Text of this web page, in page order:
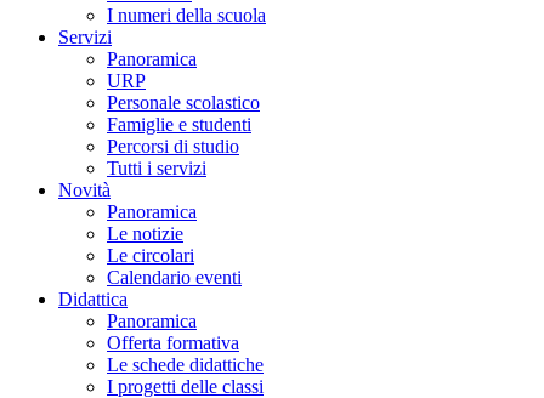
I numeri della scuola
Servizi
Panoramica
URP
Personale scolastico
Famiglie e studenti
Percorsi di studio
Tutti i servizi
Novità
Panoramica
Le notizie
Le circolari
Calendario eventi
Didattica
Panoramica
Offerta formativa
Le schede didattiche
I progetti delle classi